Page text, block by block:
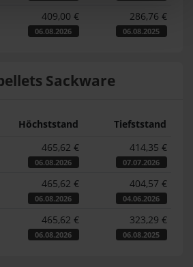
409,00 €
06.08.2026
286,76 €
06.08.2025
Sackware
Höchststand
Tiefststand
465,62 €
06.08.2026
414,35 €
07.07.2026
465,62 €
06.08.2026
404,57 €
04.06.2026
465,62 €
06.08.2026
323,29 €
06.08.2025